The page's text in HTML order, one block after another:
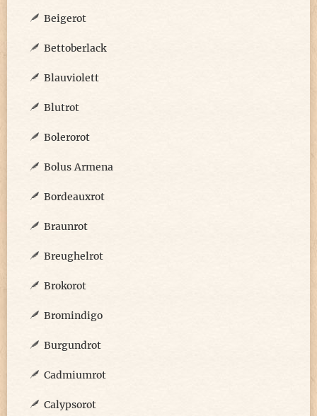
Beigerot
Bettoberlack
Blauviolett
Blutrot
Bolerorot
Bolus Armena
Bordeauxrot
Braunrot
Breughelrot
Brokorot
Bromindigo
Burgundrot
Cadmiumrot
Calypsorot